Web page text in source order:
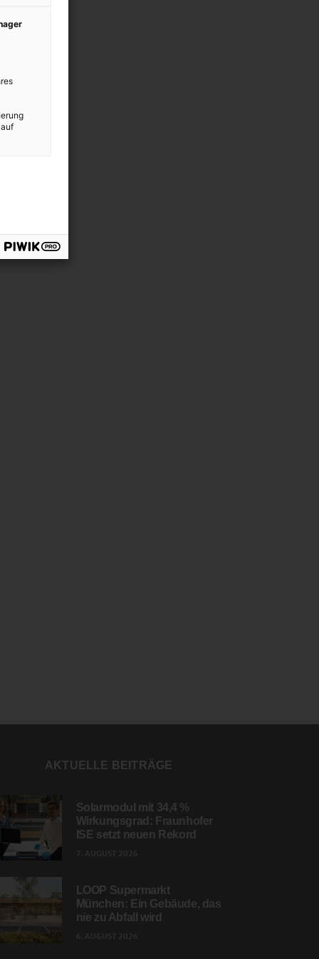
AKTUELLE BEITRÄGE
Solarmodul mit 34,4 %
Wirkungsgrad: Fraunhofer
ISE setzt neuen Rekord
LOOP Supermarkt
München: Ein Gebäude, das
nie zu Abfall wird